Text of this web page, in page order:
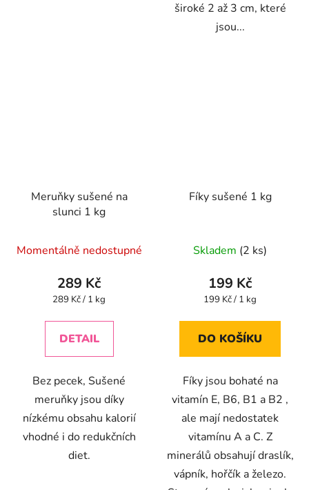
široké 2 až 3 cm, které
jsou...
Meruňky sušené na
slunci 1 kg
hodnocení
produktu
je
z
Momentálně nedostupné
289 Kč
Měrná
289 Kč / 1 kg
DETAIL
Bez pecek, Sušené
meruňky jsou díky
nízkému obsahu kalorií
vhodné i do redukčních
diet.
Fíky sušené 1 kg
hodnocení
produktu
je
z
Skladem (2 ks)
199 Kč
Měrná
199 Kč / 1 kg
DO KOŠÍKU
Fíky jsou bohaté na
vitamín E, B6, B1 a B2 ,
ale mají nedostatek
vitamínu A a C. Z
minerálů obsahují draslík,
vápník, hořčík a železo.